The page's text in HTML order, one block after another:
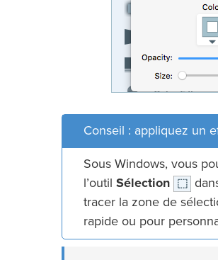
Conseil : appliquez un
Sous Windows, vous
l’outil Sélection
tracer la zone de
rapide ou pour